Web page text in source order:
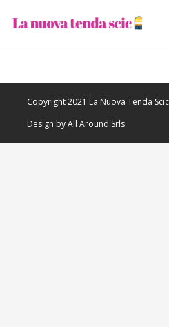
Copyright 2021 La Nuova Tenda
Design by All Around Srls